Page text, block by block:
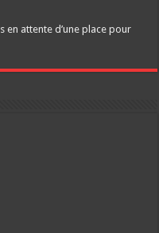
en attente d’une place pour